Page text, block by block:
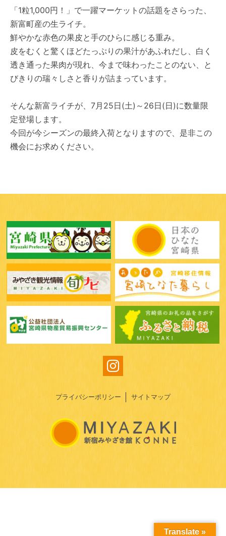
「1粒1,000円！」で一躍マーケットの話題をさらった、
新富町産の生ライチ。
鮮やかな赤色の果皮と手のひらに感じる重み。
皮をむくと驚くほどたっぷりの果汁があふれだし、白く
透き通った果肉が現れ、今まで味わったことのない、と
びきりの瑞々しさと香りが詰まっています。
そんな新富ライチが、7月25日(土)～26日(日)に数量限
定登場します。
今回が今シーズンの最終入荷となりますので、是非この
機会にお求めください。
プライバシーポリシー サイトマップ
Translate »